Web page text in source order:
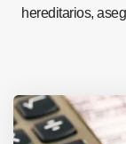
hereditarios,